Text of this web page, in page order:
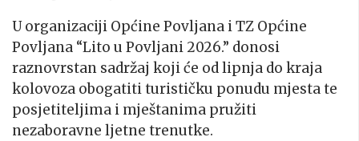
U organizaciji Općine Povljana i TZ Općine
Povljana “Lito u Povljani 2026.” donosi
raznovrstan sadržaj koji će od lipnja do kraja
kolovoza obogatiti turističku ponudu mjesta te
posjetiteljima i mještanima pružiti
nezaboravne ljetne trenutke.